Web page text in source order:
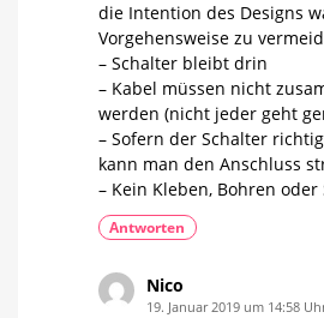
die Intention des Designs
Vorgehensweise zu
– Schalter bleibt drin
– Kabel müssen nicht
werden (nicht jeder geht
– Sofern der Schalter
kann man den Anschluss
– Kein Kleben, Bohren oder
Antworten
Nico
19. Januar 2019 um 14:58